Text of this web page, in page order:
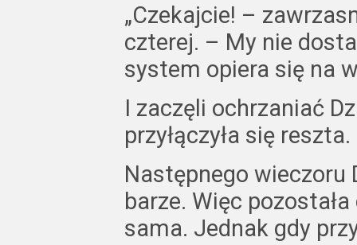
„Czekajcie! –
czterej. – My nie
system opiera się na
I zaczęli ochrzaniać
przyłączyła się reszta.
Następnego wieczoru
barze. Więc
sama. Jednak gdy